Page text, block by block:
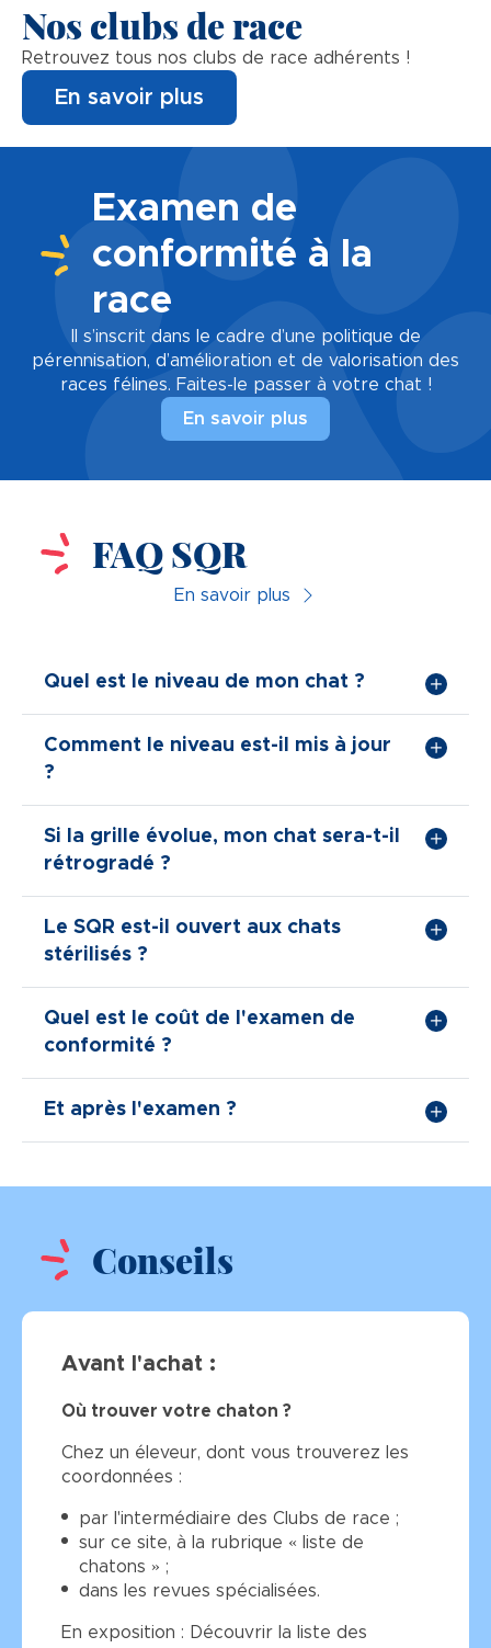
Nos clubs de race
Retrouvez tous nos clubs de race adhérents !
En savoir plus
Examen de
conformité à la
race
Il s’inscrit dans le cadre d’une politique de
pérennisation, d’amélioration et de valorisation des
races félines. Faites-le passer à votre chat !
En savoir plus
FAQ SQR
En savoir plus
Quel est le niveau de mon chat ?
Comment le niveau est-il mis à jour
?
Si la grille évolue, mon chat sera-t-il
rétrogradé ?
Le SQR est-il ouvert aux chats
stérilisés ?
Quel est le coût de l'examen de
conformité ?
Et après l'examen ?
Conseils
Avant l'achat :
Où trouver votre chaton ?
Chez un éleveur, dont vous trouverez les
coordonnées :
par l'intermédiaire des Clubs de race ;
sur ce site, à la rubrique « liste de
chatons » ;
dans les revues spécialisées.
En exposition : Découvrir la liste des